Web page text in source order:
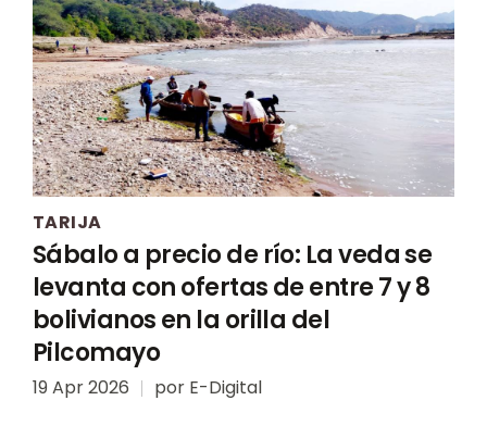
TARIJA
Sábalo a precio de río: La veda se
levanta con ofertas de entre 7 y 8
bolivianos en la orilla del
Pilcomayo
19 Apr 2026 por E-Digital